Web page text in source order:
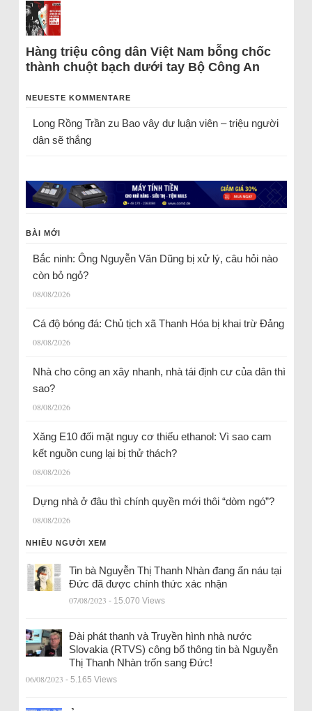
Hàng triệu công dân Việt Nam bỗng chốc
thành chuột bạch dưới tay Bộ Công An
NEUESTE KOMMENTARE
Long Rồng Trầnzu Bao vây dư luận viên – triệu người
dân sẽ thắng
BÀI MỚI
Bắc ninh: Ông Nguyễn Văn Dũng bị xử lý, câu hỏi nào
còn bỏ ngỏ?
08/08/2026
Cá độ bóng đá: Chủ tịch xã Thanh Hóa bị khai trừ Đảng
08/08/2026
Nhà cho công an xây nhanh, nhà tái định cư của dân thì
sao?
08/08/2026
Xăng E10 đối mặt nguy cơ thiếu ethanol: Vì sao cam
kết nguồn cung lại bị thử thách?
08/08/2026
Dựng nhà ở đâu thì chính quyền mới thôi “dòm ngó”?
08/08/2026
NHIỀU NGƯỜI XEM
Tin bà Nguyễn Thị Thanh Nhàn đang ẩn náu tại
Đức đã được chính thức xác nhận
07/08/2023 - 15.070 Views
Đài phát thanh và Truyền hình nhà nước
Slovakia (RTVS) công bố thông tin bà Nguyễn
Thị Thanh Nhàn trốn sang Đức!
06/08/2023 - 5.165 Views